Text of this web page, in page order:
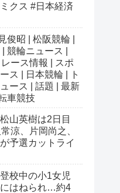
クス #日本経済
俊昭 | 松阪競輪 |
競輪ニュース |
ース情報 | スポ
ス | 日本競輪 | ト
ース | 話題 | 最新
車競技
松山英樹は2日目
涼、片岡尚之、
予選カットライ
登校中の小1女児
はねられ…約4